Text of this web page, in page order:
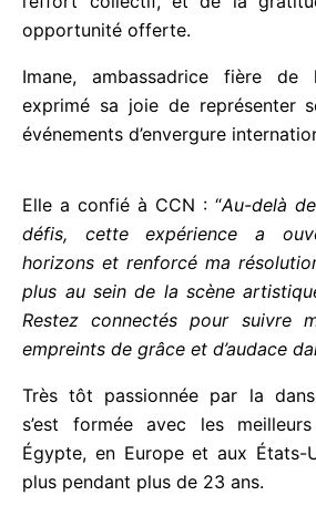
l’effort collectif, et de la
opportunité offerte.
Imane, ambassadrice fière de
exprimé sa joie de représenter
événements d’envergure
Elle a confié à CCN : “ Au-delà
défis, cette expérience a
horizons et renforcé ma
encore plus au sein de la
guadeloupéenne. Restez
mes prochains pas empreints de
dans notre archipel”.
Très tôt passionnée par la
s’est formée avec les meilleurs
Égypte, en Europe et aux États-